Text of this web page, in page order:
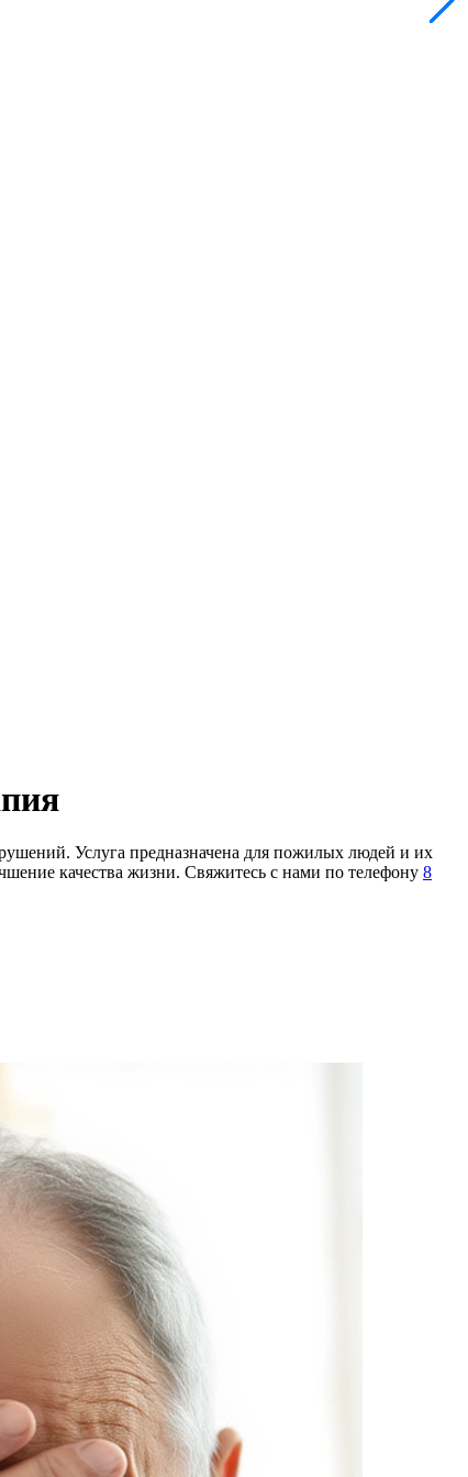
Услуга предназначена для пожилых людей и их
качества жизни. Свяжитесь с нами по телефону 8